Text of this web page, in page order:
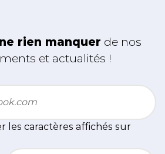
rien manquer de nos
et actualités !
les caractères affichés sur